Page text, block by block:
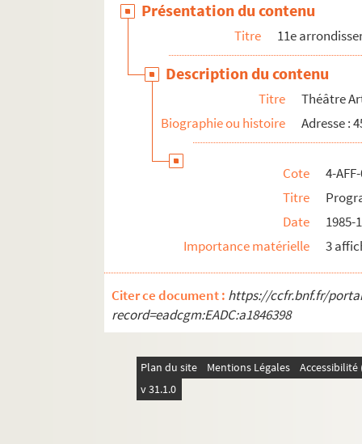
Présentation du contenu
Titre 11e
Description du contenu
Titre
Théâtre
Biographie ou histoire
Adresse :
Cote
4-
Titre
Date
1985-
Importance matérielle
3
Citer ce document : https://ccfr.bnf.fr/
record=eadcgm:EADC:a1846398
Plan du site Mentions Légales
v 31.1.0